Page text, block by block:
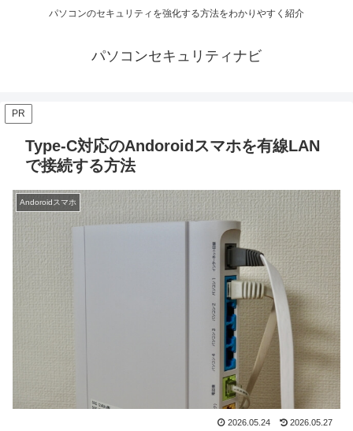
パソコンのセキュリティを強化する方法をわかりやすく紹介
パソコンセキュリティナビ
PR
Type-C対応のAndoroidスマホを有線LAN
で接続する方法
Andoroidスマホ
2026.05.24 2026.05.27